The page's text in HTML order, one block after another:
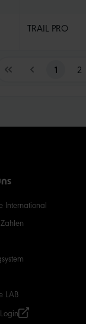
TRAIL PRO
1 2
International
LAB